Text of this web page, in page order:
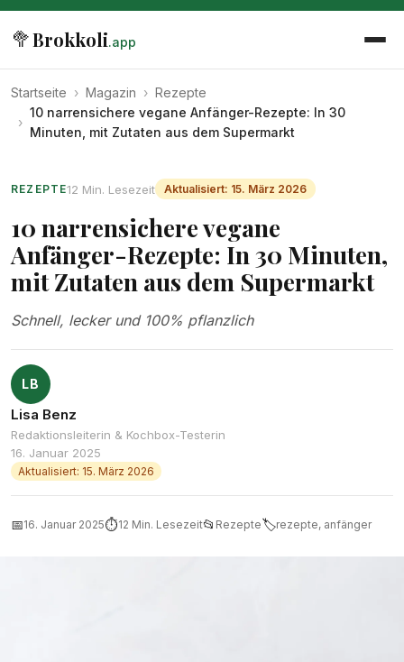
🥦Brokkoli.app
Startseite › Magazin › Rezepte
›
10 narrensichere vegane Anfänger-Rezepte: In 30
Minuten, mit Zutaten aus dem Supermarkt
REZEPTE12 Min. Lesezeit Aktualisiert: 15. März 2026
10 narrensichere vegane
Anfänger-Rezepte: In 30 Minuten,
mit Zutaten aus dem Supermarkt
Schnell, lecker und 100% pflanzlich
LB
Lisa Benz
Redaktionsleiterin & Kochbox-Testerin
16. Januar 2025
Aktualisiert: 15. März 2026
📅16. Januar 2025⏱12 Min. Lesezeit📂 Rezepte🏷rezepte, anfänger